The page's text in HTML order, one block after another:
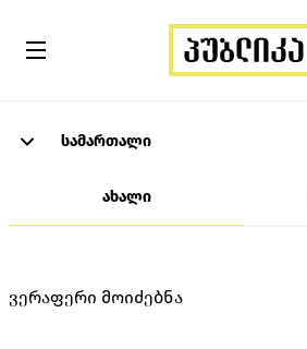
სამართალი
ახალი
ვერაფერი მოიძებნა